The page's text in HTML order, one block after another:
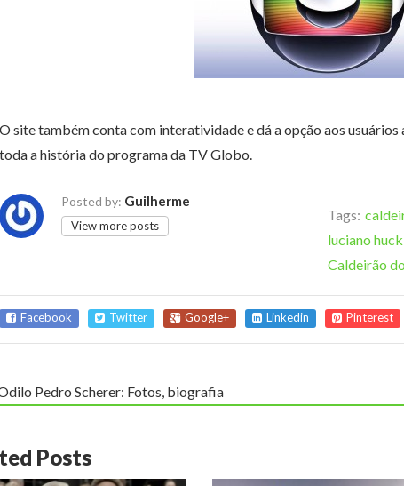
O site também conta com interatividade e dá a opção aos
toda a história do programa da TV Globo.
Posted by: Guilherme
View more posts
Tags:
luciano huck
Caldeirão
Facebook Twitter Google+ Linkedin Pinterest
Pedro Scherer: Fotos, biografia
Posts